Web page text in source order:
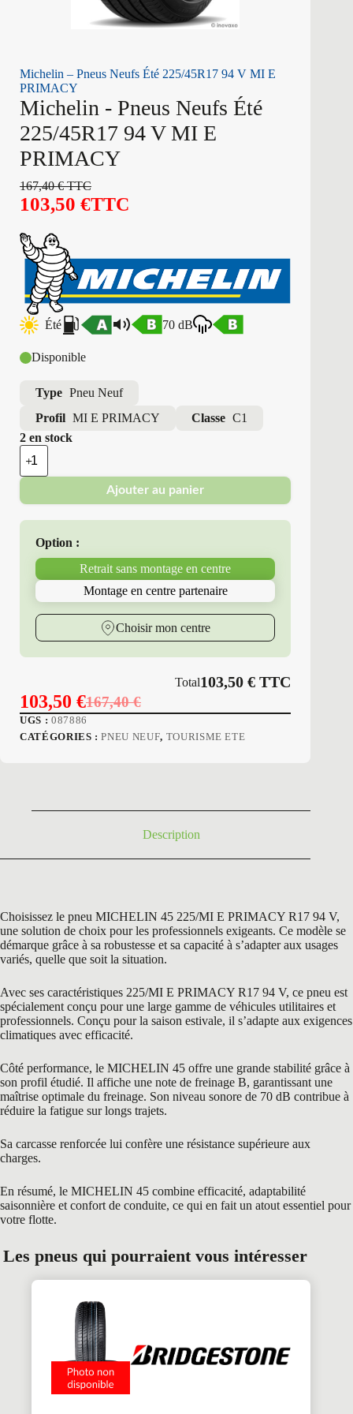
Michelin – Pneus Neufs Été 225/45R17 94 V MI E
PRIMACY
Michelin - Pneus Neufs Été
225/45R17 94 V MI E
PRIMACY
167,40€TTC
103,50 €TTC
Été 70 dB
Disponible
Type Pneu Neuf
Profil MI E PRIMACY Classe C1
2 en stock
quantité
de
Michelin
Pneus
Neufs
225/45R17
PRIMACY
Ajouter au panier
Option :
Retrait sans montage en centre
Montage en centre partenaire
Choisir mon centre
Total103,50€ TTC
167,40€
Le
prix
103,50 €
Le
prix
UGS : 087886
CATÉGORIES :PNEU NEUF, TOURISME ETE
Description
Choisissez le pneu MICHELIN 45 225/MI E PRIMACY R17 94 V,
une solution de choix pour les professionnels exigeants. Ce modèle se
démarque grâce à sa robustesse et sa capacité à s’adapter aux usages
variés, quelle que soit la situation.
Avec ses caractéristiques 225/MI E PRIMACY R17 94 V, ce pneu est
spécialement conçu pour une large gamme de véhicules utilitaires et
professionnels. Conçu pour la saison estivale, il s’adapte aux exigences
climatiques avec efficacité.
Côté performance, le MICHELIN 45 offre une grande stabilité grâce à
son profil étudié. Il affiche une note de freinage B, garantissant une
maîtrise optimale du freinage. Son niveau sonore de 70 dB contribue à
réduire la fatigue sur longs trajets.
Sa carcasse renforcée lui confère une résistance supérieure aux
charges.
En résumé, le MICHELIN 45 combine efficacité, adaptabilité
saisonnière et confort de conduite, ce qui en fait un atout essentiel pour
votre flotte.
Les pneus qui pourraient vous intéresser